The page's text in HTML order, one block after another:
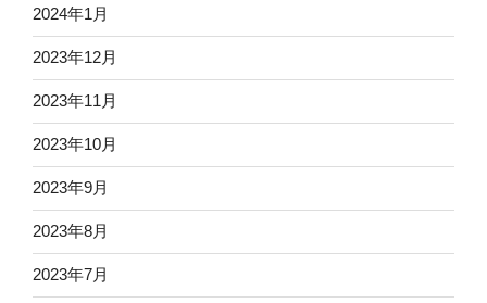
2024年1月
2023年12月
2023年11月
2023年10月
2023年9月
2023年8月
2023年7月